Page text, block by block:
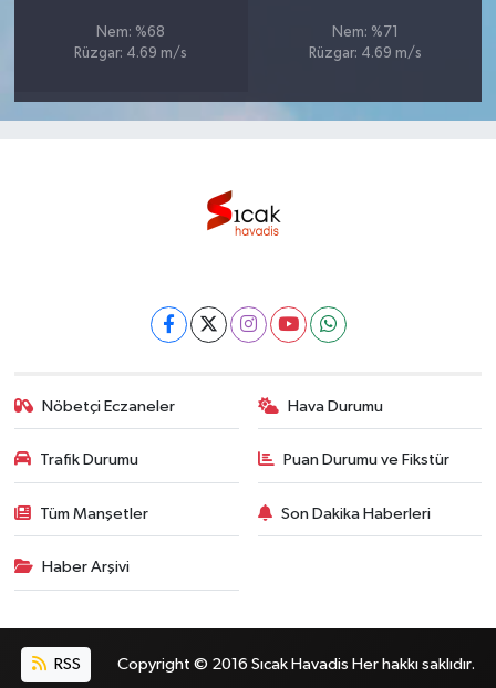
Nem: %68
Rüzgar: 4.69 m/s
Nem: %71
Rüzgar: 4.69 m/s
Nöbetçi Eczaneler Hava Durumu
Trafik Durumu Puan Durumu ve Fikstür
Tüm Manşetler Son Dakika Haberleri
Haber Arşivi
RSS Copyright © 2016 Sıcak Havadis Her hakkı saklıdır.